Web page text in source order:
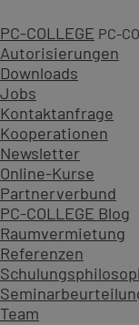
PC-COLLEGE PC-
Autorisierungen
Downloads
Jobs
Kontaktanfrage
Kooperationen
Newsletter
Online-Kurse
Partnerverbund
PC-COLLEGE Blog
Raumvermietung
Referenzen
Team
3 Tage
2.700,00 € zzgl.
An 0 Standorten
Diesen Kurs als
Gemeinsam mit
Als
Inhalt erweitern
PräsenzOnline